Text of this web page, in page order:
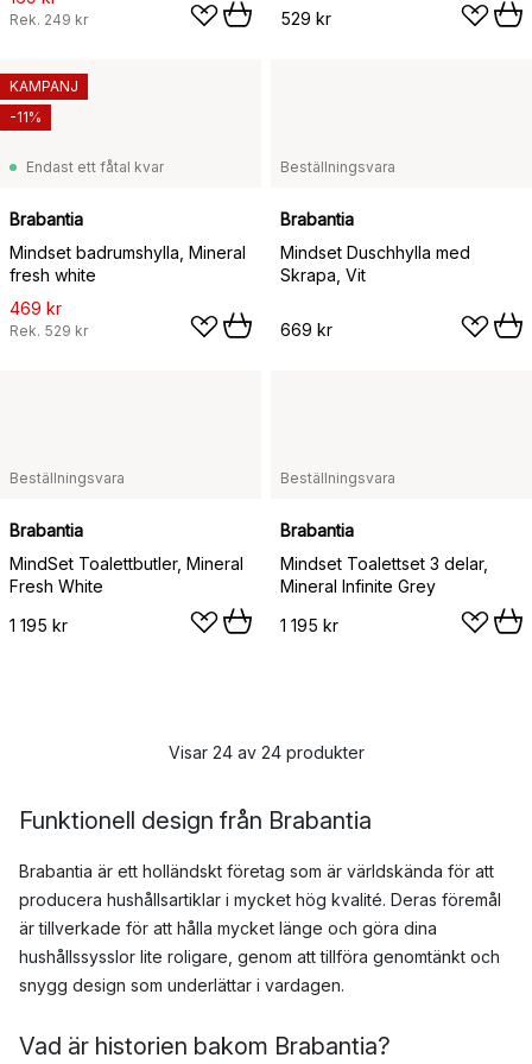
Rek. 249 kr 529 kr
Endast ett fåtal kvar
Brabantia
Mindset badrumshylla, Mineral
fresh white
469 kr
Rek. 529 kr
KAMPANJ
-11%
Beställningsvara
Brabantia
Mindset Duschhylla med
Skrapa, Vit
669 kr
Beställningsvara
Brabantia
MindSet Toalettbutler, Mineral
Fresh White
1 195 kr
Beställningsvara
Brabantia
Mindset Toalettset 3 delar,
Mineral Infinite Grey
1 195 kr
Visar 24 av 24 produkter
Funktionell design från Brabantia
Brabantia är ett holländskt företag som är världskända för att
producera hushållsartiklar i mycket hög kvalité. Deras föremål
är tillverkade för att hålla mycket länge och göra dina
hushållssysslor lite roligare, genom att tillföra genomtänkt och
snygg design som underlättar i vardagen.
Vad är historien bakom Brabantia?